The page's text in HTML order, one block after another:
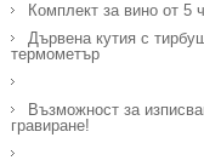
Комплект за вино от 5
Дървена кутия с
термометър
Възможност за
гравиране!